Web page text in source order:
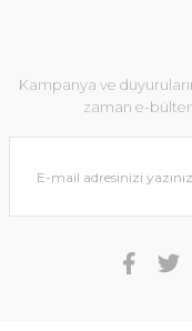
Kampanya ve
zaman e-